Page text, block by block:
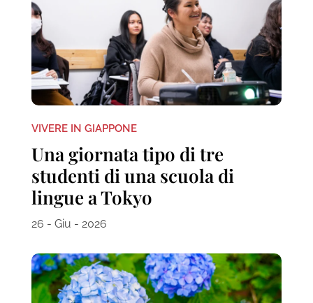
VIVERE IN GIAPPONE
Una giornata tipo di tre
studenti di una scuola di
lingue a Tokyo
26 - Giu - 2026